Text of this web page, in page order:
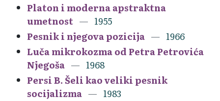
Platon i moderna apstraktna
umetnost
1955
Pesnik i njegova pozicija
1966
Luča mikrokozma od Petra Petrovića
Njegoša
1968
Persi B. Šeli kao veliki pesnik
socijalizma
1983